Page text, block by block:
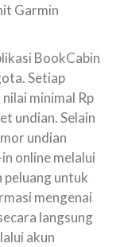
Garmin
BookCabin
Setiap
minimal Rp
undian. Selain
undian
online melalui
peluang untuk
mengenai
langsung
akun